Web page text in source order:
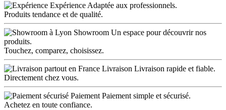
Expérience Adaptée aux professionnels.
Produits tendance et de qualité.
Showroom Un espace pour découvrir nos
produits.
Touchez, comparez, choisissez.
Livraison Livraison rapide et fiable.
Directement chez vous.
Paiement Paiement simple et sécurisé.
Achetez en toute confiance.